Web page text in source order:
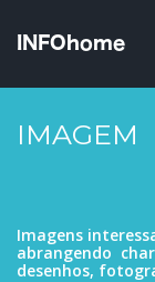
IMAGEM
Imagens
abrangendo
desenhos,